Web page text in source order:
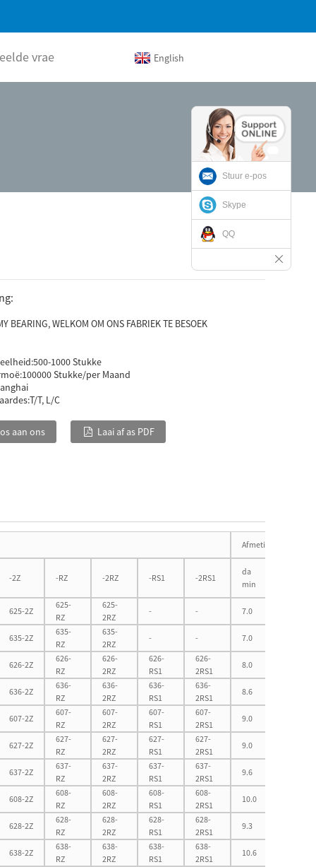
vrae English
BEARING, WELKOM OM ONS FABRIEK TE BESOEK
500-1000 Stukke
100000 Stukke/per Maand
T/T, L/C
aan ons Laai af as PDF
Afmetings van
-2Z -RZ -2RZ -RS1 -2RS1
da
min
625-2Z
625-
RZ
625-
2RZ
- - 7.0
635-2Z
635-
RZ
635-
2RZ
- - 7.0
626-2Z
626-
RZ
626-
2RZ
626-
RS1
626-
2RS1
8.0
636-2Z
636-
RZ
636-
2RZ
636-
RS1
636-
2RS1
8.6
607-2Z
607-
RZ
607-
2RZ
607-
RS1
607-
2RS1
9.0
627-2Z
627-
RZ
627-
2RZ
627-
RS1
627-
2RS1
9.0
637-2Z
637-
RZ
637-
2RZ
637-
RS1
637-
2RS1
9.6
608-2Z
608-
RZ
608-
2RZ
608-
RS1
608-
2RS1
10.0
628-2Z
628-
RZ
628-
2RZ
628-
RS1
628-
2RS1
9.3
638-2Z
638-
RZ
638-
2RZ
638-
RS1
638-
2RS1
10.6
Stuur e-pos
Skype
QQ